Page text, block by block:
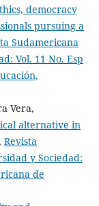
democracy
pursuing a
Sudamericana
Vol. 11 No. Esp
Vera,
alternative in
Revista
y Sociedad:
de